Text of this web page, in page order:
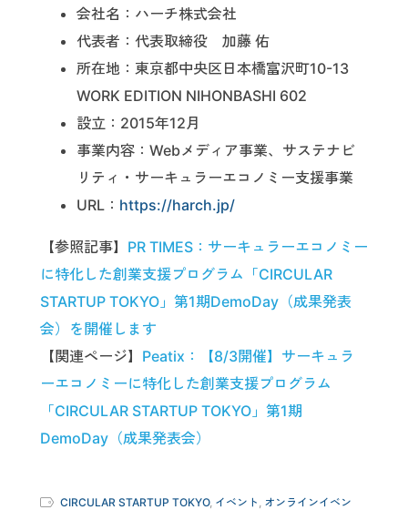
会社名：ハーチ株式会社
代表者：代表取締役 加藤 佑
所在地：東京都中央区日本橋富沢町10-13
WORK EDITION NIHONBASHI 602
設立：2015年12月
事業内容：Webメディア事業、サステナビ
リティ・サーキュラーエコノミー支援事業
URL： https://harch.jp/
【参照記事】 PR TIMES：サーキュラーエコノミー
に特化した創業支援プログラム「CIRCULAR
STARTUP TOKYO」第1期DemoDay（成果発表
会）を開催します
【関連ページ】 Peatix：【8/3開催】サーキュラ
ーエコノミーに特化した創業支援プログラム
「CIRCULAR STARTUP TOKYO」第1期
DemoDay（成果発表会）
CIRCULAR STARTUP TOKYO, イベント オンラインイベン